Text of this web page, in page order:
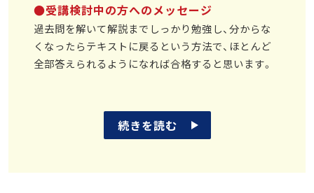
●受講検討中の方へのメッセージ
過去問を解いて解説までしっかり勉強し、分からな
くなったらテキストに戻るという方法で、ほとんど
全部答えられるようになれば合格すると思います。
続きを読む